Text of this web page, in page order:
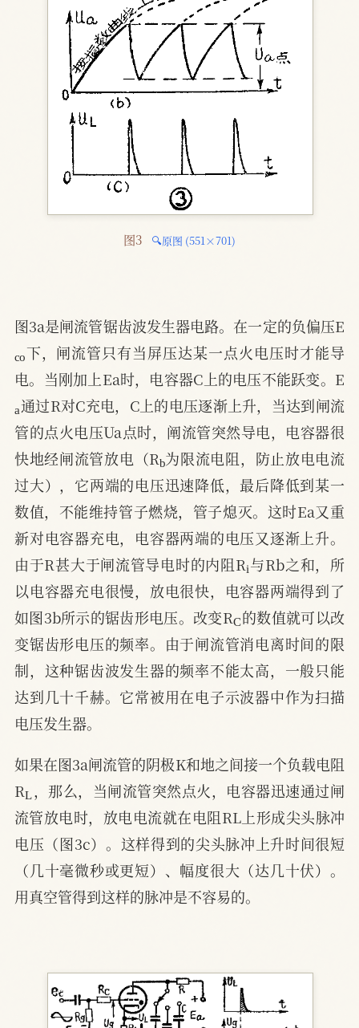
图3 🔍原图 (551×701)
图3a是闸流管锯齿波发生器电路。在一定的负偏压E
co下，闸流管只有当屏压达某一点火电压时才能导
电。当刚加上Ea时，电容器C上的电压不能跃变。E
a通过R对C充电，C上的电压逐渐上升，当达到闸流
管的点火电压Ua点时，阐流管突然导电，电容器很
快地经闸流管放电（R b
为限流电阻，防止放电电流
过大），它两端的电压迅速降低，最后降低到某一
数值，不能维持管子燃烧，管子熄灭。这时Ea又重
新对电容器充电，电容器两端的电压又逐渐上升。
由于R甚大于闸流管导电时的内阻Ri与Rb之和，所
以电容器充电很慢，放电很快，电容器两端得到了
如图3b所示的锯齿形电压。改变RC的数值就可以改
变锯齿形电压的频率。由于闸流管消电离时间的限
制，这种锯齿波发生器的频率不能太高，一般只能
达到几十千赫。它常被用在电子示波器中作为扫描
电压发生器。
如果在图3a闸流管的阴极K和地之间接一个负载电阻
RL，那么，当闸流管突然点火，电容器迅速通过闸
流管放电时，放电电流就在电阻RL上形成尖头脉冲
电压（图3c）。这样得到的尖头脉冲上升时间很短
（几十毫微秒或更短）、幅度很大（达几十伏）。
用真空管得到这样的脉冲是不容易的。